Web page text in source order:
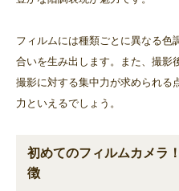
フィルムには種類ごとに異なる色
合いを生み出します。また、撮影
撮影に対する集中力が求められる
力といえるでしょう。
初めてのフィルムカメラ
徴